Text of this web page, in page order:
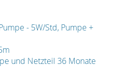
- 5W/Std, Pumpe +
und Netzteil 36 Monate